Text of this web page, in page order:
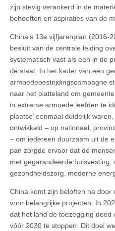
zijn stevig verankerd in de
behoeften en aspiraties van de
China’s 13e vijfjarenplan (2016-
besluit van de centrale leiding
systematisch vast als een in de
de staat. In het kader van een
armoedebestrijdingscampagne
naar het platteland om
in extreme armoede leefden te
plaatse’ eenmaal duidelijk
ontwikkeld – op nationaal,
– om iedereen duurzaam uit de
pan zorgde ervoor dat de
met gegarandeerde huisvesting,
gezondheidszorg, moderne
China komt zijn beloften na door
voor belangrijke projecten. In
dat het land de toezegging deed
vóór 2030 te stoppen. Dit doel